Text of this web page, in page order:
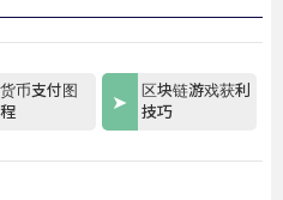
币支付图
区块链游戏获利
技巧